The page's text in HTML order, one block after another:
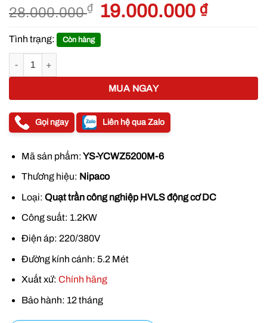
28.000.000₫
Giá
gốc
là:
28.000.000 ₫.
19.000.000 ₫Giá
Tình trạng: Còn hàng
MUA NGAY
Gọi ngay Liên hệ qua Zalo
Mã sản phẩm:YS-YCWZ5200M-6
Thương hiệu: Nipaco
Loại: Quạt trần công nghiệp HVLS động cơ DC
Công suất: 1.2KW
Điện áp: 220/380V
Đường kính cánh: 5.2 Mét
Xuất xứ: Chính hãng
Bảo hành: 12 tháng